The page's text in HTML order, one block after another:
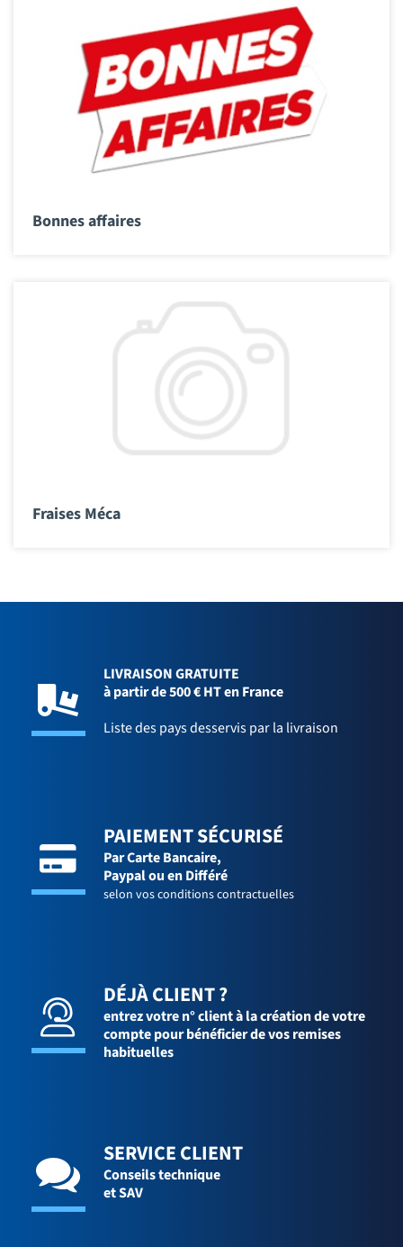
Bonnes affaires
Fraises Méca
LIVRAISON GRATUITE
à partir de 500 € HT en France
Liste des pays desservis par la livraison
PAIEMENT SÉCURISÉ
Par Carte Bancaire,
Paypal ou en Différé
selon vos conditions contractuelles
DÉJÀ CLIENT ?
entrez votre n° client à la création de votre
compte pour bénéficier de vos remises
habituelles
SERVICE CLIENT
Conseils technique
et SAV